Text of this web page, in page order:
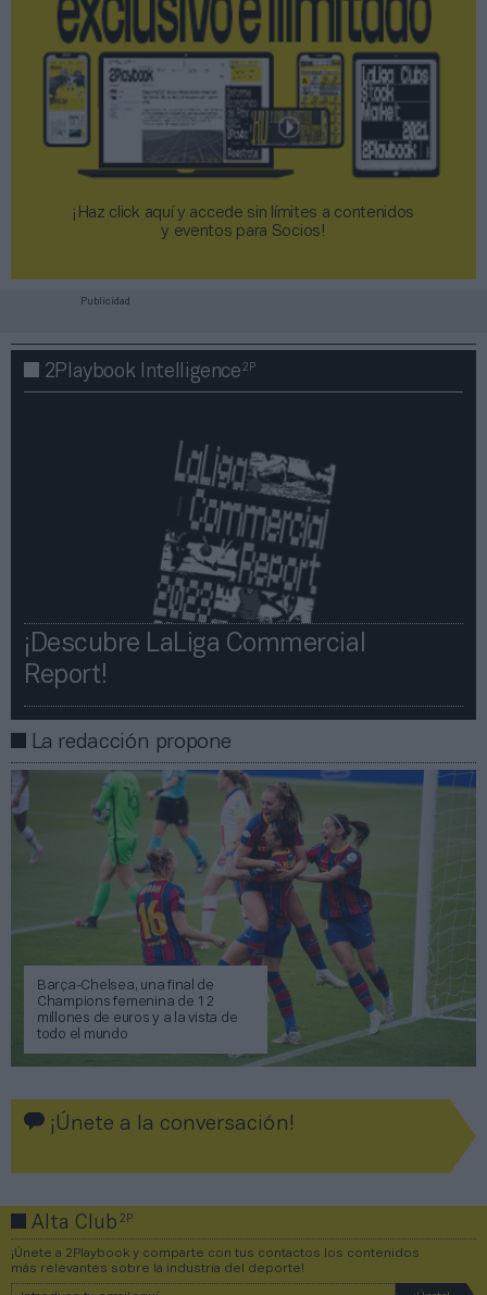
¡Haz click aquí y accede sin límites a contenidos
y eventos para Socios!​​​​​​​
Publicidad
2Playbook Intelligence2P
¡Descubre LaLiga Commercial
Report!​​
La redacción propone
Barça-Chelsea, una final de
Champions femenina de 12
millones de euros y a la vista de
todo el mundo
¡Únete a la conversación!
Alta Club2P
¡Únete a 2Playbook y comparte con tus contactos los contenidos
más relevantes sobre la industria del deporte!